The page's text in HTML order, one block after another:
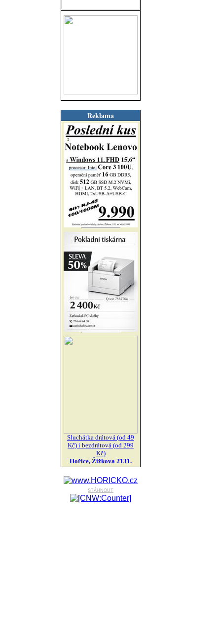
Reklama
Sluchátka drátová (od 49
Kč) i bezdrátová (od 299
Kč)
Hořice, Žižkova 2131.
stáhnout